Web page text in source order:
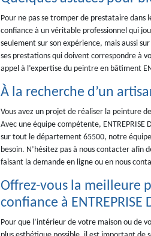
Pour ne pas se tromper de prestataire
confiance à un véritable professionnel qui
seulement sur son expérience, mais aussi
ses prestations qui doivent correspondre à
appel à l’expertise du peintre en bâtiment
À la recherche d’un
Vous avez un projet de réaliser la peinture
Avec une équipe compétente,
sur tout le département 65500, notre
besoin. N’hésitez pas à nous contacter afin
faisant la demande en ligne ou en nous
Offrez-vous la meilleure
confiance à ENTREPRISE
Pour que l’intérieur de votre maison ou de